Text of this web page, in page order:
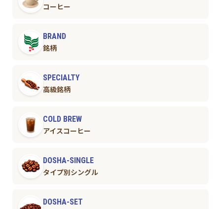
コーヒー
BRAND
銘柄
SPECIALTY
高級銘柄
COLD BREW
アイスコーヒー
DOSHA-SINGLE
タイプ別シングル
DOSHA-SET